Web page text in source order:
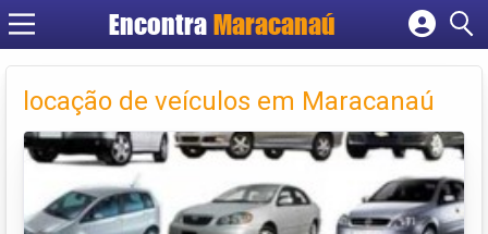
Encontra Maracanaú
Cadastrar empresa
Criar conta
locação de veículos em Maracanaú